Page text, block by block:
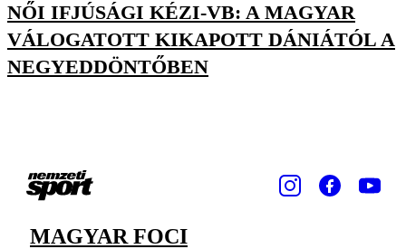
NŐI IFJÚSÁGI KÉZI-VB: A MAGYAR
VÁLOGATOTT KIKAPOTT DÁNIÁTÓL A
NEGYEDDÖNTŐBEN
MAGYAR FOCI